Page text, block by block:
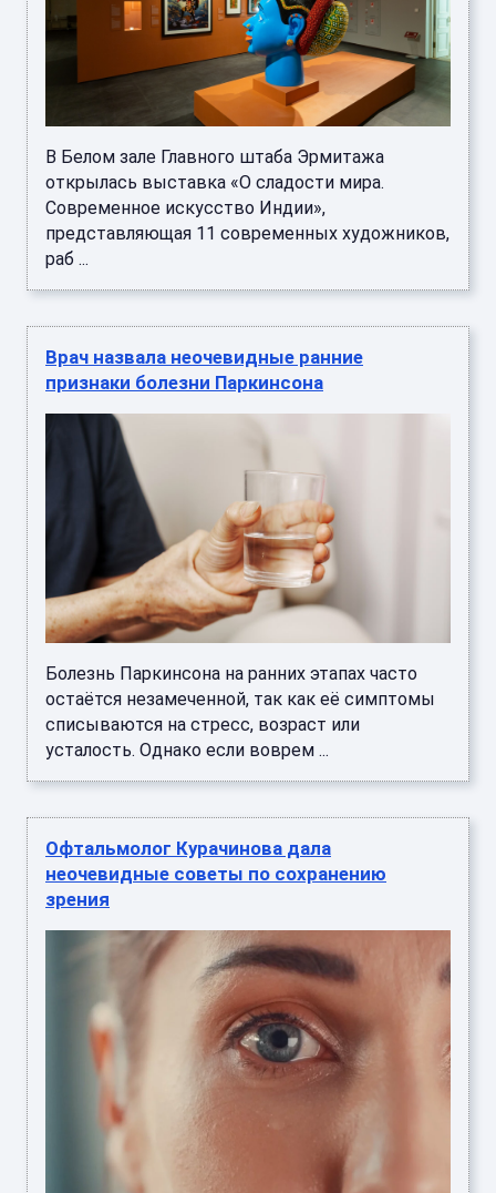
В Белом зале Главного штаба Эрмитажа
открылась выставка «О сладости мира.
Современное искусство Индии»,
представляющая 11 современных художников,
раб ...
Врач назвала неочевидные ранние
признаки болезни Паркинсона
Болезнь Паркинсона на ранних этапах часто
остаётся незамеченной, так как её симптомы
списываются на стресс, возраст или
усталость. Однако если воврем ...
Офтальмолог Курачинова дала
неочевидные советы по сохранению
зрения